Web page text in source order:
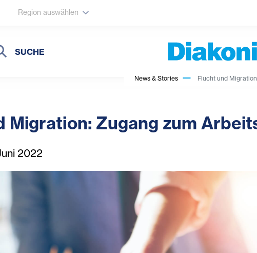
Region auswählen
News & Stories Flucht und
Migration: Zugang zum
2022